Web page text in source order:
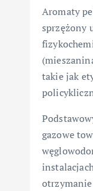
Aromaty
sprzężony
takie jak
gazowe